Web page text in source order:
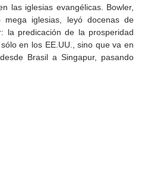
las iglesias evangélicas. Bowler,
mega iglesias, leyó docenas de
la predicación de la prosperidad
en los EE.UU., sino que va en
Brasil a Singapur, pasando